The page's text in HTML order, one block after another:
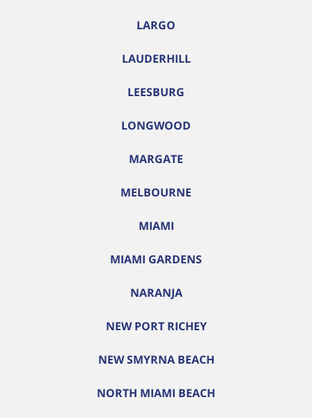
LARGO
LAUDERHILL
LEESBURG
LONGWOOD
MARGATE
MELBOURNE
MIAMI
MIAMI GARDENS
NARANJA
NEW PORT RICHEY
NEW SMYRNA BEACH
NORTH MIAMI BEACH